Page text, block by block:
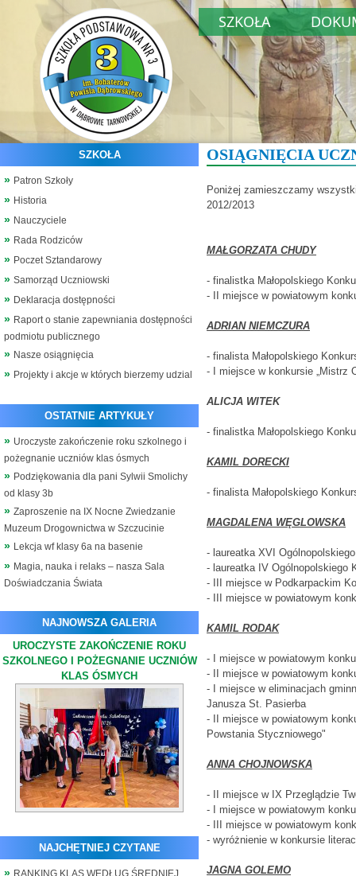
SZKOŁA
SZKOŁA
Patron Szkoły
Historia
Nauczyciele
Rada Rodziców
Poczet Sztandarowy
Samorząd Uczniowski
Deklaracja dostępności
Raport o stanie zapewniania dostępności
podmiotu publicznego
Nasze osiągnięcia
Projekty i akcje w których bierzemy udzial
OSTATNIE ARTYKUŁY
Uroczyste zakończenie roku szkolnego i
pożegnanie uczniów klas ósmych
Podziękowania dla pani Sylwii Smolichy
od klasy 3b
Zaproszenie na IX Nocne Zwiedzanie
Muzeum Drogownictwa w Szczucinie
Lekcja wf klasy 6a na basenie
Magia, nauka i relaks – nasza Sala
Doświadczania Świata
NAJNOWSZA GALERIA
UROCZYSTE ZAKOŃCZENIE ROKU
SZKOLNEGO I POŻEGNANIE UCZNIÓW
KLAS ÓSMYCH
NAJCHĘTNIEJ CZYTANE
RANKING KLAS WEDŁUG ŚREDNIEJ
OSIĄGNIĘCIA
Poniżej zamieszczamy
2012/2013
MAŁGORZATA CHUDY
- finalistka Małopolskiego
- II miejsce w powiatowym
ADRIAN NIEMCZURA
- finalista Małopolskiego
- I miejsce w konkursie „Mistrz
ALICJA WITEK
- finalistka Małopolskiego
KAMIL DORECKI
- finalista Małopolskiego
MAGDALENA WĘGLOWSKA
- laureatka XVI
- laureatka IV Ogólnopolskiego
- III miejsce w Podkarpackim
- III miejsce w powiatowym
KAMIL RODAK
- I miejsce w powiatowym
- II miejsce w powiatowym
- I miejsce w eliminacjach
Janusza St. Pasierba
- II miejsce w powiatowym
Powstania Styczniowego"
ANNA CHOJNOWSKA
- II miejsce w IX Przeglądzie
- I miejsce w powiatowym
- III miejsce w powiatowym
- wyróżnienie w konkursie
JAGNA GOLEMO